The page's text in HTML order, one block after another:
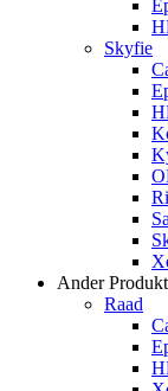
Skyfie
Ander
Raad